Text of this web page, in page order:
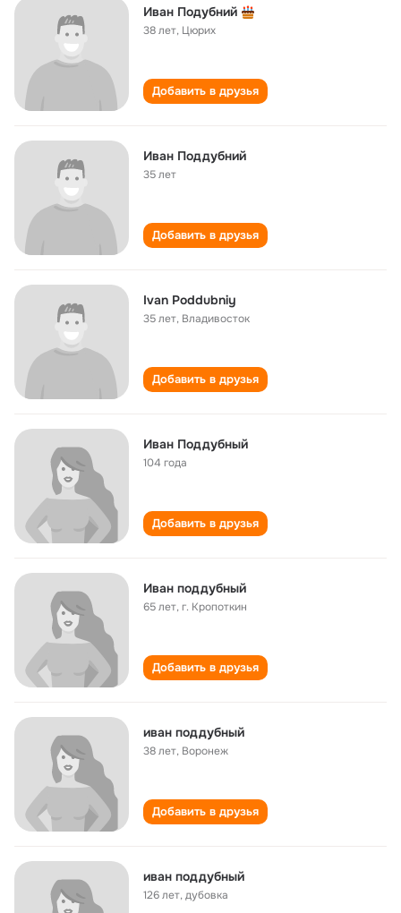
Иван Подубний
38 лет, Цюрих
Добавить в друзья
Иван Поддубний
35 лет
Добавить в друзья
Ivan Poddubniy
35 лет, Владивосток
Добавить в друзья
Иван Поддубный
104 года
Добавить в друзья
Иван поддубный
65 лет,г. Кропоткин
Добавить в друзья
иван поддубный
38 лет, Воронеж
Добавить в друзья
иван поддубный
126 лет,дубовка